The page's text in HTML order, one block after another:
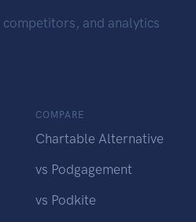
competitors, and analytics
COMPARE
Chartable Alternative
vs Podgagement
vs Podkite